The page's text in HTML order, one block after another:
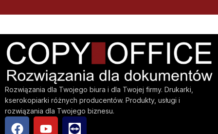
Rozwiązania dla Twojego biura i dla Twojej firmy. Drukarki,
kserokopiarki różnych producentów. Produkty, usługi i
rozwiązania dla Twojego biznesu.